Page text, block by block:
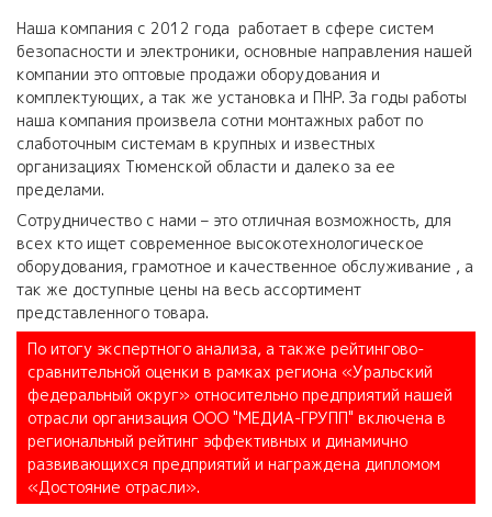
Наша компания с 2012 года работает в сфере систем
безопасности и электроники, основные направления нашей
компании это оптовые продажи оборудования и
комплектующих, а так же установка и ПНР. За годы работы
наша компания произвела сотни монтажных работ по
слаботочным системам в крупных и известных
организациях Тюменской области и далеко за ее
пределами.
Сотрудничество с нами – это отличная возможность, для
всех кто ищет современное высокотехнологическое
оборудования, грамотное и качественное обслуживание , а
так же доступные цены на весь ассортимент
представленного товара.
По итогу экспертного анализа, а также рейтингово-
сравнительной оценки в рамках региона «Уральский
федеральный округ» относительно предприятий нашей
отрасли организация ООО "МЕДИА-ГРУПП" включена в
региональный рейтинг эффективных и динамично
развивающихся предприятий и награждена дипломом
«Достояние отрасли».